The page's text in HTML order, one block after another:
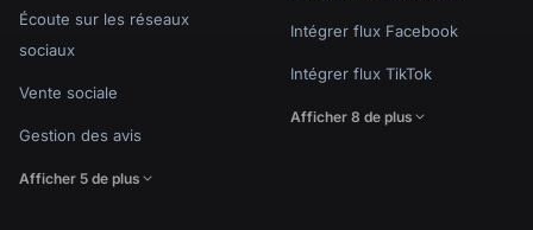
Écoute sur les réseaux
sociaux
Vente sociale
Gestion des avis
Afficher 5 de plus
Intégrer flux Facebook
Intégrer flux TikTok
Afficher 8 de plus